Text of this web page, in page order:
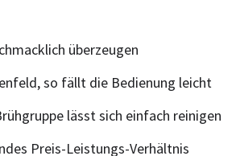
überzeugen
so fällt die Bedienung leicht
lässt sich einfach reinigen
Preis-Leistungs-Verhältnis